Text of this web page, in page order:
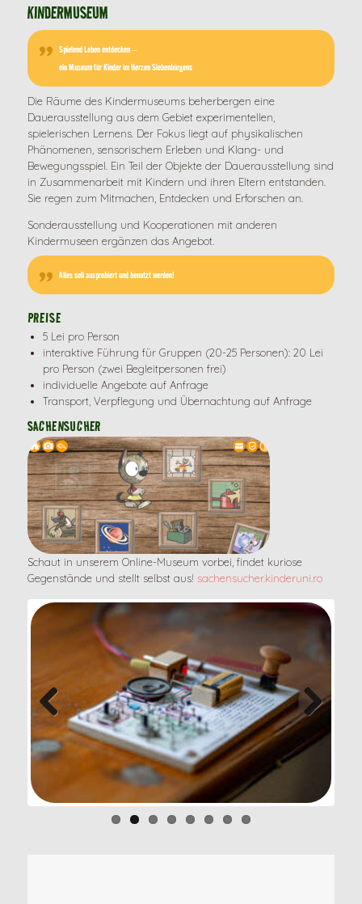
KINDERMUSEUM
Spielend Leben entdecken –
ein Museum für Kinder im Herzen Siebenbürgens
Die Räume des Kindermuseums beherbergen eine
Dauerausstellung aus dem Gebiet experimentellen,
spielerischen Lernens. Der Fokus liegt auf physikalischen
Phänomenen, sensorischem Erleben und Klang- und
Bewegungsspiel. Ein Teil der Objekte der Dauerausstellung sind
in Zusammenarbeit mit Kindern und ihren Eltern entstanden.
Sie regen zum Mitmachen, Entdecken und Erforschen an.
Sonderausstellung und Kooperationen mit anderen
Kindermuseen ergänzen das Angebot.
Alles soll ausprobiert und benutzt werden!
PREISE
5 Lei pro Person
interaktive Führung für Gruppen (20-25 Personen): 20 Lei
pro Person (zwei Begleitpersonen frei)
individuelle Angebote auf Anfrage
Transport, Verpflegung und Übernachtung auf Anfrage
SACHENSUCHER
Schaut in unserem Online-Museum vorbei, findet kuriose
Gegenstände und stellt selbst aus! sachensucher.kinderuni.ro
Previo
us
Next